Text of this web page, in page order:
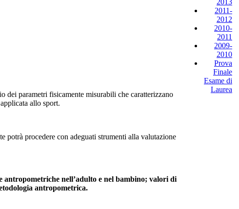
dei parametri fisicamente misurabili che caratterizzano
allo sport.
procedere con adeguati strumenti alla valutazione
nell’adulto e nel bambino; valori di
antropometrica.
2013
2011-
2012
2010-
2011
2009-
2010
Prova
Finale
Esame di
Laurea